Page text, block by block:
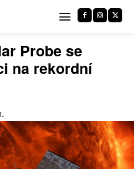
Probe se
na rekordní